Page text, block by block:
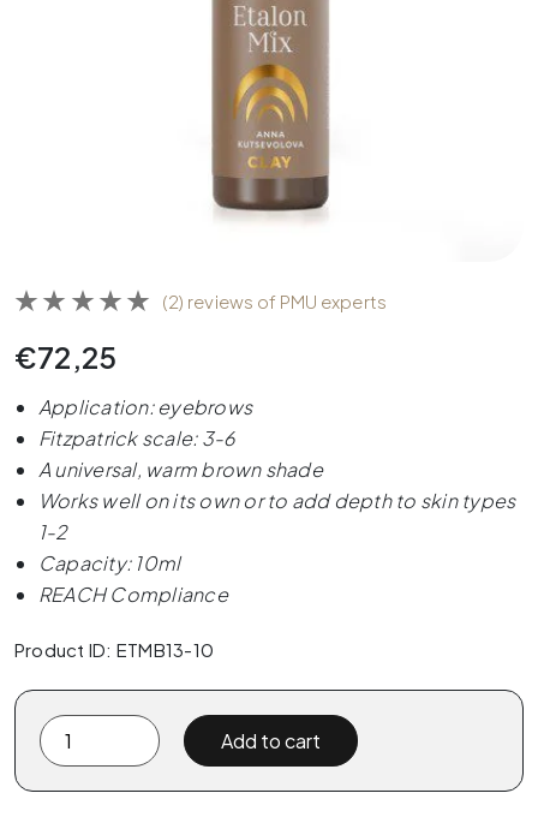
(2) reviews of PMU experts
€72,25
Application: eyebrows
Fitzpatrick scale: 3-6
A universal, warm brown shade
Works well on its own or to add depth to skin types
1-2
Capacity: 10ml
REACH Compliance
Product ID: ETMB13-10
Etalon
Mix
CLAY
Add to cart